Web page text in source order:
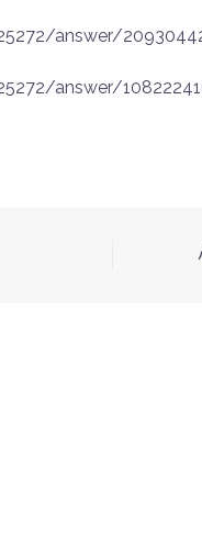
answer/
answer/